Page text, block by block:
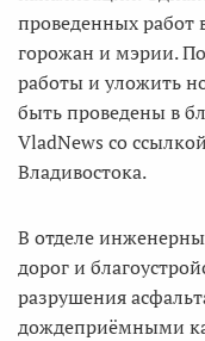
проведенных работ
горожан и мэрии.
работы и уложить
быть проведены в
VladNews со
Владивостока.
В отделе
дорог и
разрушения
дождеприёмными